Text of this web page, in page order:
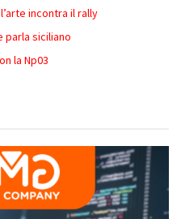
incontra il rally
parla siciliano
la Np03